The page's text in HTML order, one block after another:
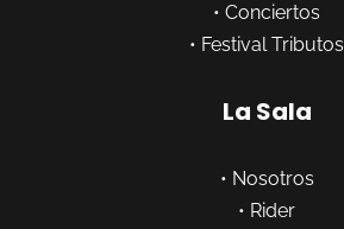
• Conciertos
• Festival Tributos
La Sala
• Nosotros
• Rider